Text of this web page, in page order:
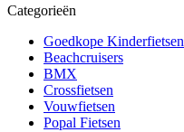
Categorieën
Goedkope Kinderfietsen
Beachcruisers
BMX
Crossfietsen
Vouwfietsen
Popal Fietsen